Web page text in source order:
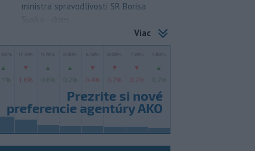
ministra spravodlivosti SR Borisa
Suska - dnes
Viac